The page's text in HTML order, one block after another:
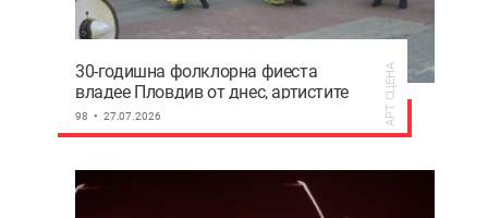
30-годишна фолклорна фиеста
владее Пловдив от днес, артистите
канят на безплатни концерти ВИДЕО
98 27.07.2026 АРТ СЦЕНА